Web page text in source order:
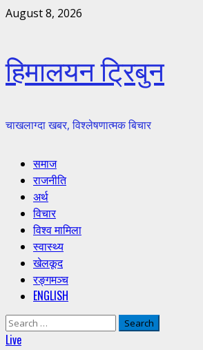
Skip
August 8, 2026
हिमालयन ट्रिबुन
चाखलाग्दा खबर, विश्लेषणात्मक बिचार
Menuसमाज
राजनीति
अर्थ
विचार
विश्व मामिला
स्वास्थ्य
खेलकूद
रङ्गमञ्च
ENGLISH
Search
for:
Live